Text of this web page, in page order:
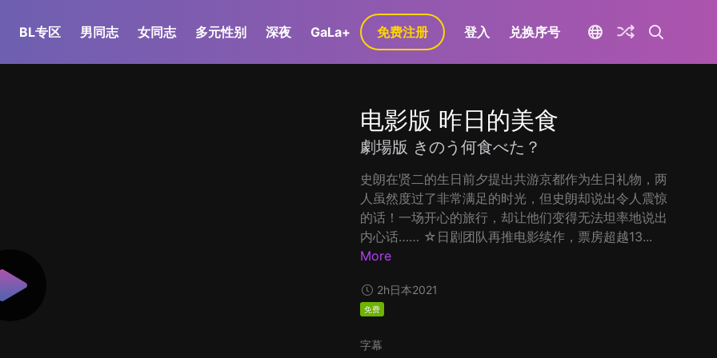
BL专区 男同志 女同志 多元性别 深夜 GaLa+ 免费注册 登入 兑换序号
电影版 昨日的美食
劇場版 きのう何食べた？
史朗在贤二的生日前夕提出共游京都作为生日礼物，两
人虽然度过了非常满足的时光，但史朗却说出令人震惊
的话！一场开心的旅行，却让他们变得无法坦率地说出
内心话…… ☆日剧团队再推电影续作，票房超越13...
More
2h日本2021
免费
字幕